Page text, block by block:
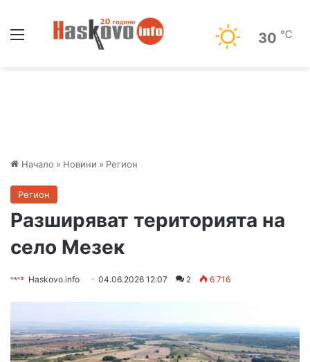
30 ℃
Начало » Новини » Регион
Регион
Разширяват територията на
село Мезек
Haskovo.info 04.06.2026 12:07 2 6 716